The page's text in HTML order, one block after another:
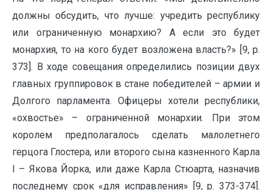
должны обсудить, что лучше: учредить республику
или ограниченную монархию? А если это будет
монархия, то на кого будет возложена власть?» [9, p.
373]. В ходе совещания определились позиции двух
главных группировок в стане победителей – армии и
Долгого парламента. Офицеры хотели республики,
«охвостье» – ограниченной монархии. При этом
королем предполагалось сделать малолетнего
герцога Глостера, или второго сына казненного Карла
I – Якова Йорка, или даже Карла Стюарта, назначив
последнему срок «для исправления» [9, p. 373-374].